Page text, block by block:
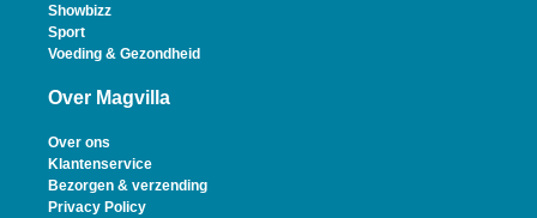
Showbizz
Sport
Voeding & Gezondheid
Over Magvilla
Over ons
Klantenservice
Bezorgen & verzending
Privacy Policy